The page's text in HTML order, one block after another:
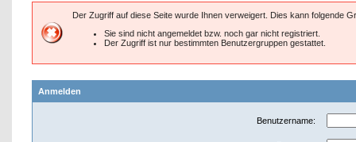
Der Zugriff auf diese Seite wurde Ihnen verweigert. Dies kann folgende
Sie sind nicht angemeldet bzw. noch gar nicht registriert.
Der Zugriff ist nur bestimmten Benutzergruppen gestattet.
Anmelden
Benutzername: